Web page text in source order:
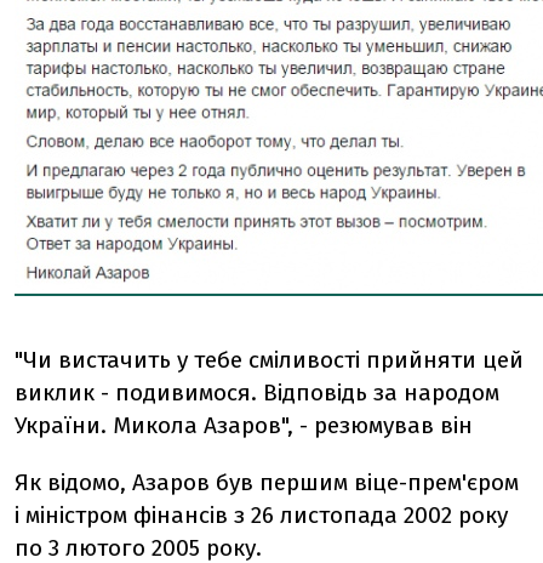
"Чи вистачить у тебе сміливості прийняти цей
виклик - подивимося. Відповідь за народом
України. Микола Азаров", - резюмував він
Як відомо, Азаров був першим віце-прем'єром
і міністром фінансів з 26 листопада 2002 року
по 3 лютого 2005 року.